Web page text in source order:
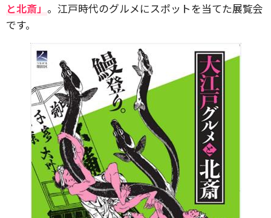
と北斎」 。江戸時代のグルメにスポットを当てた展覧会
です。